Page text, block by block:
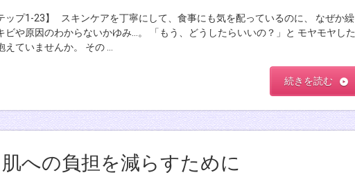
ップ1-23】 スキンケアを丁寧にして、食事にも気を配っているのに、 なぜか繰
ビや原因のわからないかゆみ…。 「もう、どうしたらいいの？」と モヤモヤした
えていませんか。 その …
続きを読む
肌への負担を減らすために